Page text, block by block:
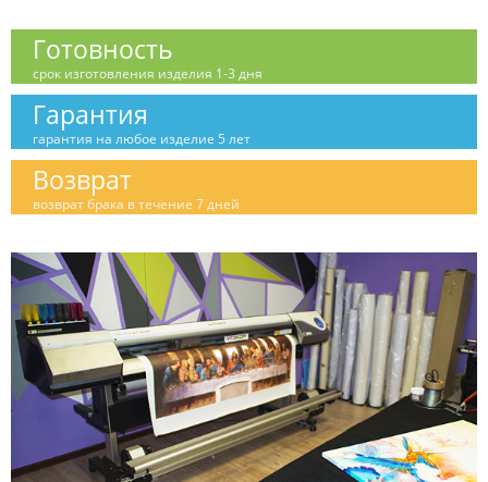
Готовность
срок изготовления изделия 1-3 дня
Гарантия
гарантия на любое изделие 5 лет
Возврат
возврат брака в течение 7 дней